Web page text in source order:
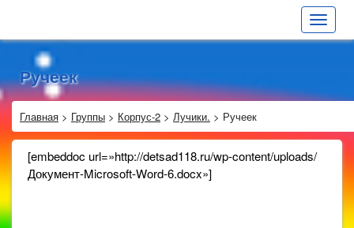
Toggle
Ручеек
Главная > Группы > Корпус-2 > Лучики. > Ручеек
[embeddoc url=»http://detsad118.ru/wp-content/uploads/
Документ-Microsoft-Word-6.docx»]